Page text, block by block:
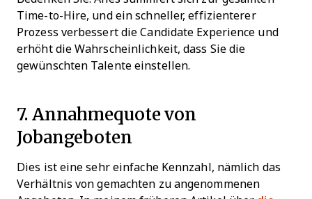
Time-to-Hire, und ein schneller, effizienterer
Prozess verbessert die Candidate Experience und
erhöht die Wahrscheinlichkeit, dass Sie die
gewünschten Talente einstellen.
7. Annahmequote von
Jobangeboten
Dies ist eine sehr einfache Kennzahl, nämlich das
Verhältnis von gemachten zu angenommenen